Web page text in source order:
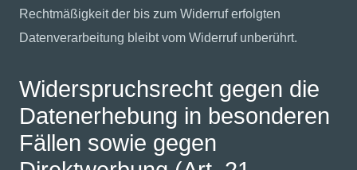
Rechtmäßigkeit der bis zum Widerruf erfolgten
Datenverarbeitung bleibt vom Widerruf unberührt.
Widerspruchsrecht gegen die
Datenerhebung in besonderen
Fällen sowie gegen